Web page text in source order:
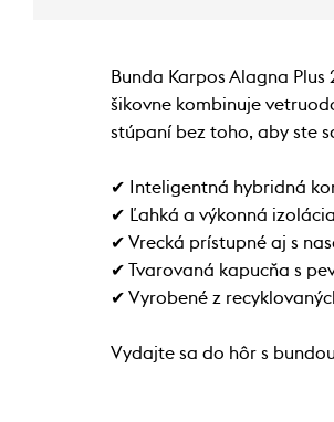
Bunda Karpos Alagna
šikovne kombinuje
stúpaní bez toho, aby ste
✔ Inteligentná hybridná
✔ Ľahká a výkonná
✔ Vrecká prístupné aj s
✔ Tvarovaná kapucňa s
✔ Vyrobené z
Vydajte sa do hôr s